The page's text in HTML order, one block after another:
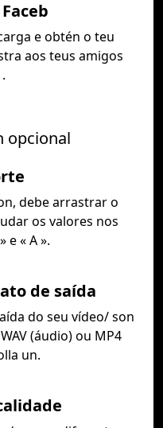
e obtén o teu
aos teus amigos
opcional
debe arrastrar o
os valores nos
e « A ».
de saída
do seu vídeo/ son
(áudio) ou MP4
un.